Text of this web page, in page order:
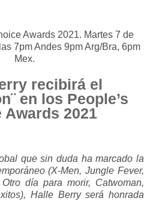
Awards 2021. Martes 7 de
7pm Andes 9pm Arg/Bra, 6pm
Mex.
recibirá el
en los People’s
Awards 2021
que sin duda ha marcado la
(X-Men, Jungle Fever,
día para morir, Catwoman,
Halle Berry será honrada